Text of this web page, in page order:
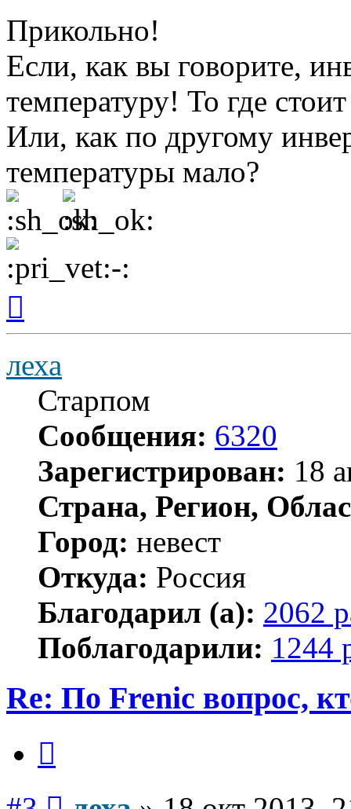
Прикольно!
Если, как вы говорите,
температуру! То где
Или, как по другому
температуры мало?
началу
леха
Старпом
Сообщения: 6320
Зарегистрирован: 18
Страна, Регион,
Город: невест
Откуда: Россия
Благодарил (а): 2062
Поблагодарили: 1244
Re: По Frenic вопрос,